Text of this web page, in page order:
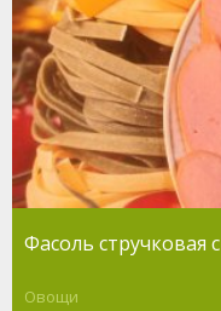
Фасоль стручковая
Овощи